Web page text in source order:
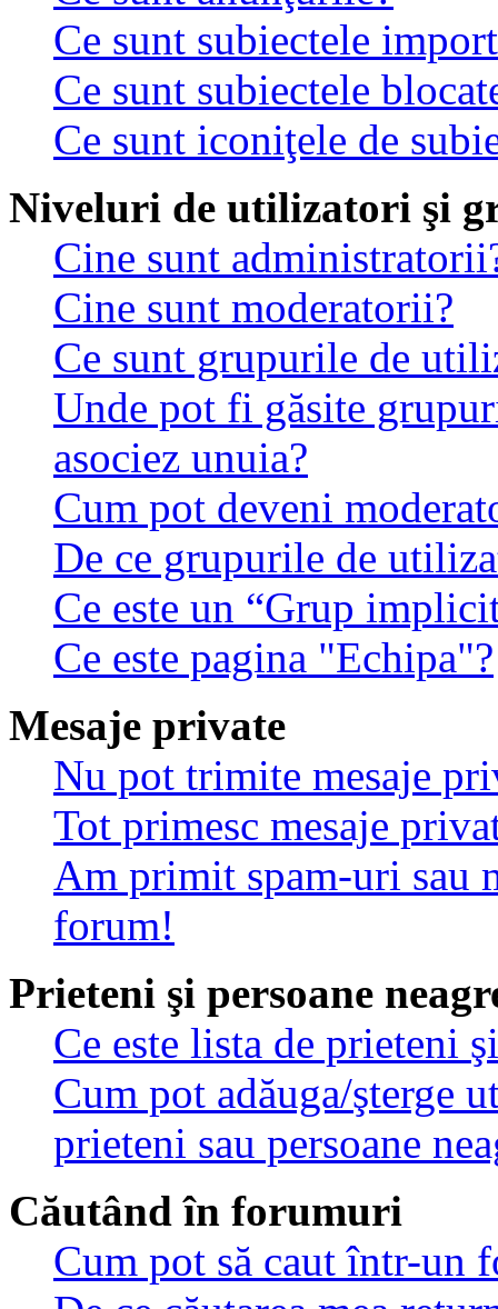
Ce sunt subiectele
Ce sunt subiectele
Ce sunt iconiţele de
Niveluri de utilizatori şi
Cine sunt
Cine sunt moderatorii?
Ce sunt grupurile de
Unde pot fi găsite
asociez unuia?
Cum pot deveni
De ce grupurile de
Ce este un “Grup
Ce este pagina "Echipa"?
Mesaje private
Nu pot trimite mesaje
Tot primesc mesaje
Am primit spam-uri sau
forum!
Prieteni şi persoane
Ce este lista de prieteni
Cum pot adăuga/şterge
prieteni sau persoane
Căutând în forumuri
Cum pot să caut într-un